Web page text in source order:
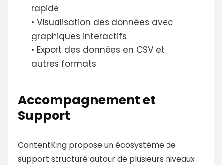
rapide
• Visualisation des données avec
graphiques interactifs
• Export des données en CSV et
autres formats
Accompagnement et
Support
ContentKing propose un écosystème de
support structuré autour de plusieurs niveaux